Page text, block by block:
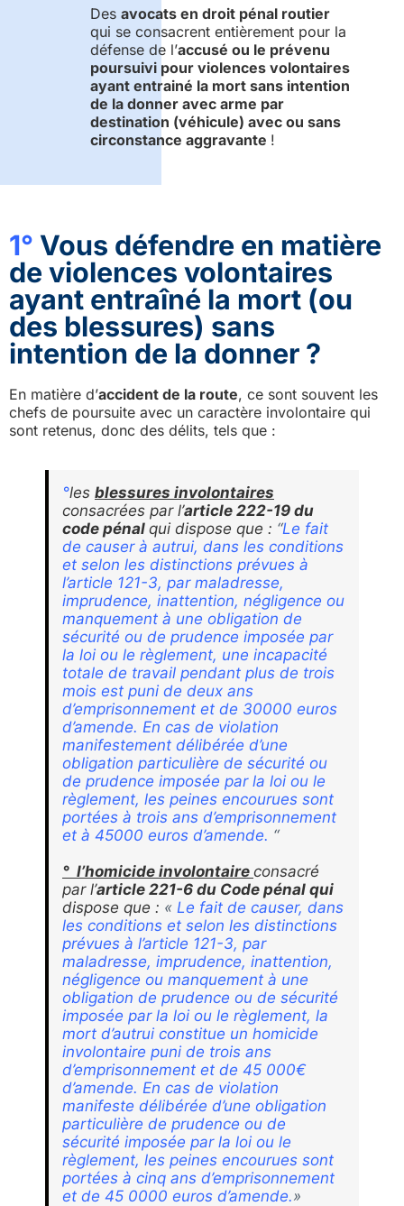
Des avocats en droit pénal routier
qui se consacrent entièrement pour la
défense de l’accusé ou le prévenu
poursuivi pour violences volontaires
ayant entrainé la mort sans intention
de la donner avec arme par
destination (véhicule) avec ou sans
circonstance aggravante !
1° Vous défendre en matière
de violences volontaires
ayant entraîné la mort (ou
des blessures) sans
intention de la donner ?
En matière d’accident de la route, ce sont souvent les
chefs de poursuite avec un caractère involontaire qui
sont retenus, donc des délits, tels que :
°les blessures involontaires
consacrées par l’article 222-19 du
code pénal qui dispose que : “Le fait
de causer à autrui, dans les conditions
et selon les distinctions prévues à
l’article 121-3, par maladresse,
imprudence, inattention, négligence ou
manquement à une obligation de
sécurité ou de prudence imposée par
la loi ou le règlement, une incapacité
totale de travail pendant plus de trois
mois est puni de deux ans
d’emprisonnement et de 30000 euros
d’amende. En cas de violation
manifestement délibérée d’une
obligation particulière de sécurité ou
de prudence imposée par la loi ou le
règlement, les peines encourues sont
portées à trois ans d’emprisonnement
et à 45000 euros d’amende. “
° l’homicide involontaire consacré
par l’article 221-6 du Code pénal qui
dispose que : « Le fait de causer, dans
les conditions et selon les distinctions
prévues à l’article 121-3, par
maladresse, imprudence, inattention,
négligence ou manquement à une
obligation de prudence ou de sécurité
imposée par la loi ou le règlement, la
mort d’autrui constitue un homicide
involontaire puni de trois ans
d’emprisonnement et de 45 000€
d’amende. En cas de violation
manifeste délibérée d’une obligation
particulière de prudence ou de
sécurité imposée par la loi ou le
règlement, les peines encourues sont
portées à cinq ans d’emprisonnement
et de 45 0000 euros d’amende.»